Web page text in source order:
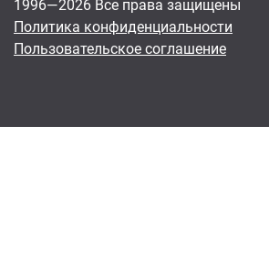
1996—2026 Все права защищены
Политика конфиденциальности
Пользовательское соглашение